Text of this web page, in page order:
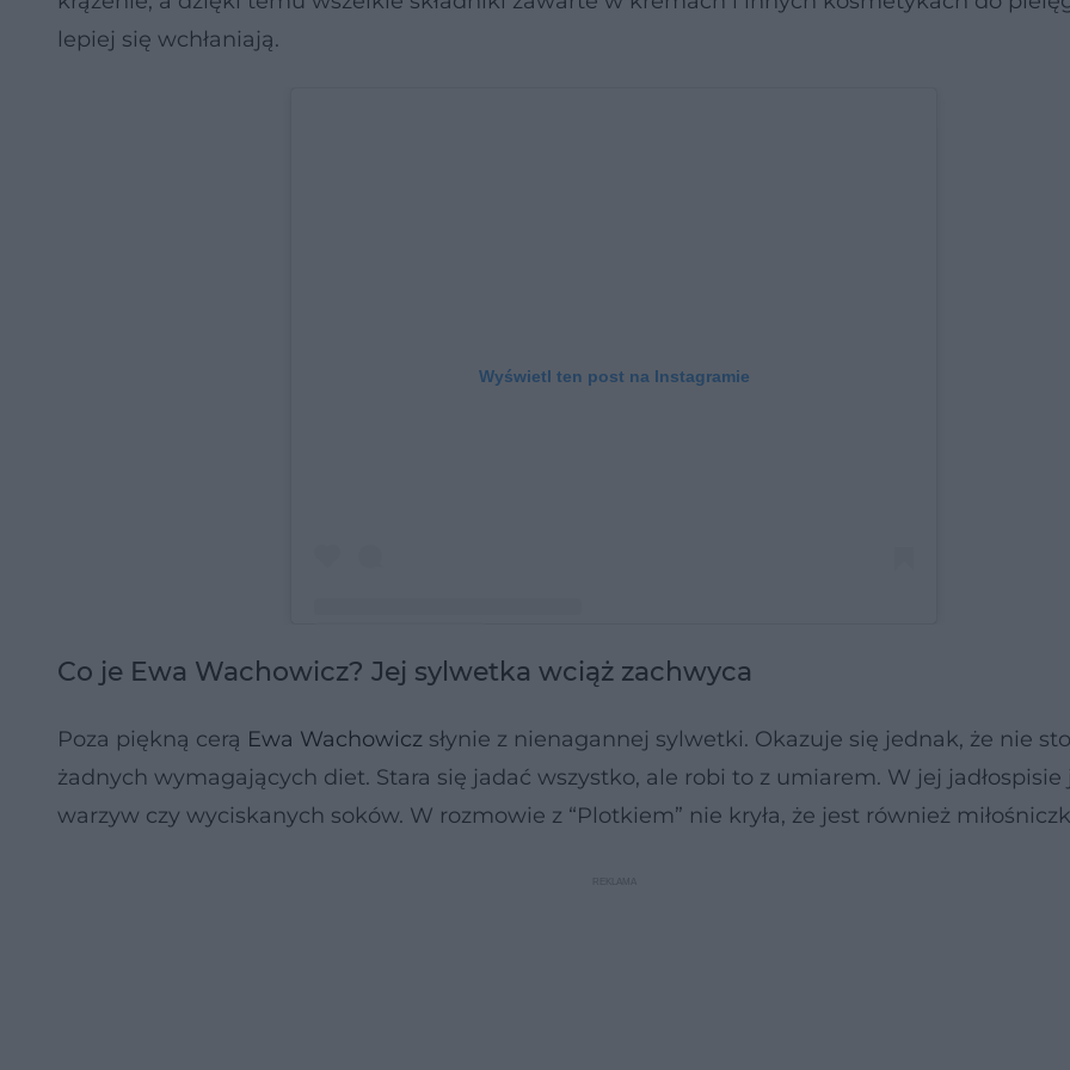
lepiej się wchłaniają.
Wyświetl ten post na Instagramie
Post udostępniony przez Kuchnia, fit, podróże, zdrowe życie (@ewawachowicz)
Co je Ewa Wachowicz? Jej sylwetka wciąż zachwyca
Poza piękną cerą Ewa Wachowicz słynie z nienagannej sylwetki. Okazuje się jednak, że nie
żadnych wymagających diet. Stara się jadać wszystko, ale robi to z umiarem. W jej jadłospisie
warzyw czy wyciskanych soków. W rozmowie z “Plotkiem” nie kryła, że jest również